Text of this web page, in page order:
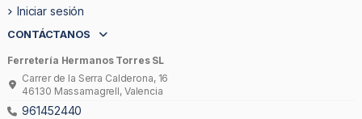
Iniciar sesión
CONTÁCTANOS
Ferretería Hermanos Torres SL
Carrer de la Serra Calderona, 16
46130 Massamagrell, Valencia
961452440